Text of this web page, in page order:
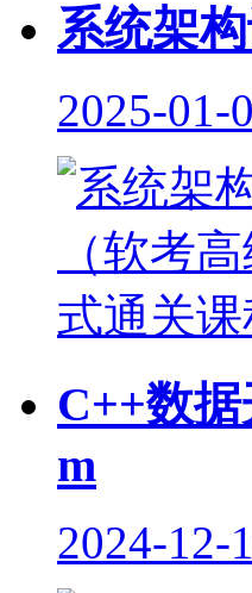
系统架
2025-01-
C++数
m
2024-12-